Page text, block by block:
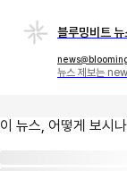
블루밍비트 뉴
뉴스 제보는
이 뉴스, 어떻게 보시